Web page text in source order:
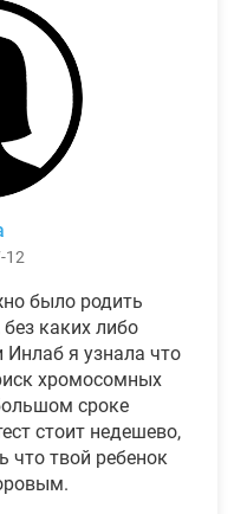
12
было родить
каких либо
я узнала что
хромосомных
сроке
стоит недешево,
что твой ребенок